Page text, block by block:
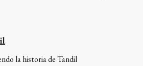
la historia de Tandil